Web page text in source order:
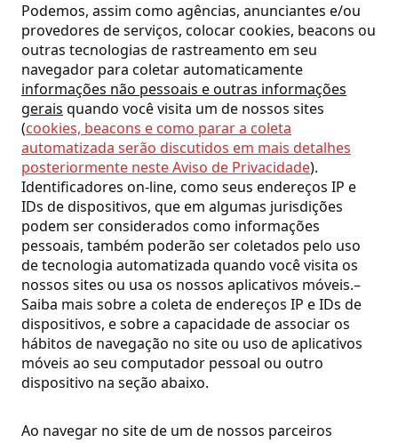
Podemos, assim como agências, anunciantes e/ou
provedores de serviços, colocar cookies, beacons ou
outras tecnologias de rastreamento em seu
navegador para coletar automaticamente
informações não pessoais e outras informações
gerais quando você visita um de nossos sites
(cookies, beacons e como parar a coleta
automatizada serão discutidos em mais detalhes
posteriormente neste Aviso de Privacidade).
Identificadores on-line, como seus endereços IP e
IDs de dispositivos, que em algumas jurisdições
podem ser considerados como informações
pessoais, também poderão ser coletados pelo uso
de tecnologia automatizada quando você visita os
nossos sites ou usa os nossos aplicativos móveis.–
Saiba mais sobre a coleta de endereços IP e IDs de
dispositivos, e sobre a capacidade de associar os
hábitos de navegação no site ou uso de aplicativos
móveis ao seu computador pessoal ou outro
dispositivo na seção abaixo.
Ao navegar no site de um de nossos parceiros